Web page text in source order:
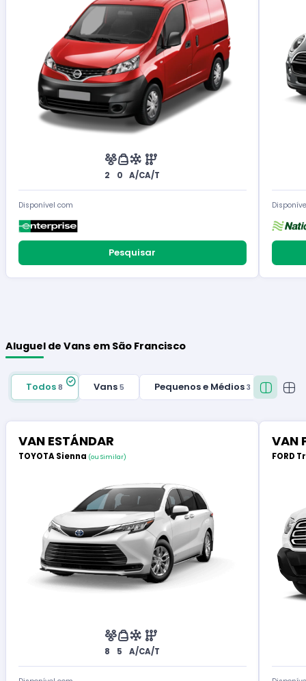
2 0 A/CA/T
Disponível com
Pesquisar
Aluguel de Vans em São Francisco
Todos8 Vans 5 Pequenos e Médios 3
VAN ESTÁNDAR
TOYOTA Sienna (ou Similar)
8 5 A/CA/T
VAN
FORD